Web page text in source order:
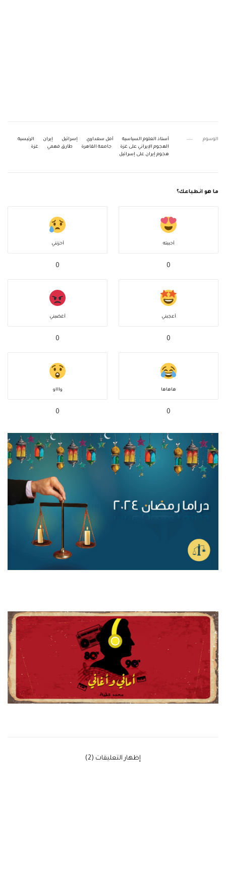
الوسوم أستاذ العلوم السياسية أمل سعداوي إسرائيل إيران
الرئيسية
الهجوم الإيراني على غزة
جامعة القاهرة طارق فهمي
غزة
هجوم إيران على إسرائيل
ما هو انطباعك؟
أحببته
0
أحزنني
0
أعجبني
0
أغضبني
0
هاهاها
0
واااو
0
‫إظهار التعليقات (2)